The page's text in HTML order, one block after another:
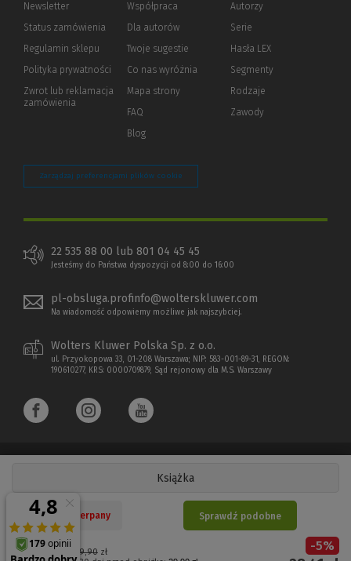
Książka
Cena regularna: 29,90zł
-5%
Nakład wyczerpany Sprawdź podobne
Newsletter
Status zamówienia
Regulamin sklepu
Polityka prywatności (Nowe
(Link
innej
Zwrot lub reklamacja
zamówienia
Współpraca
Dla autorów(Nowe
(Link
innej
strony)
Twoje sugestie
Co nas wyróżnia
Mapa strony
FAQ
Blog
Autorzy
Serie
Hasła LEX
Segmenty
Rodzaje
Zawody
Zarządzaj preferencjami plików cookie
22 535 88 00 lub 801 04 45 45
Jesteśmy do Państwa dyspozycji od 8:00 do 16:00
pl-obsluga.profinfo@wolterskluwer.com
Na wiadomość odpowiemy możliwe jak najszybciej.
Wolters Kluwer Polska Sp. z o.o.
ul. Przyokopowa 33, 01-208 Warszawa; NIP: 583-001-89-31, REGON:
190610277, KRS: 0000709879, Sąd rejonowy dla M.S. Warszawy
Copyright 1997 - 2026 Wolters Kluwer Polska Sp. z o.o.
Płatności elektroniczne
(Nowe
(Link